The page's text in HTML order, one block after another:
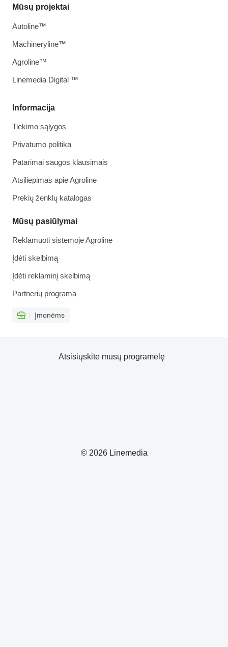
Informacija
Tiekimo sąlygos
Privatumo politika
Patarimai saugos klausimais
Atsiliepimas apie Agroline
Prekių ženklų katalogas
Mūsų pasiūlymai
Reklamuoti sistemoje Agroline
Įdėti skelbimą
Įdėti reklaminį skelbimą
Partnerių programa
Įmonėms
Mūsų projektai
Autoline™
Machineryline™
Agroline™
Linemedia Digital ™
© 2026 Linemedia
Atsisiųskite mūsų programėlę